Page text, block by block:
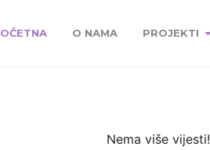
O NAMA PROJEKTI
Nema više vijesti!